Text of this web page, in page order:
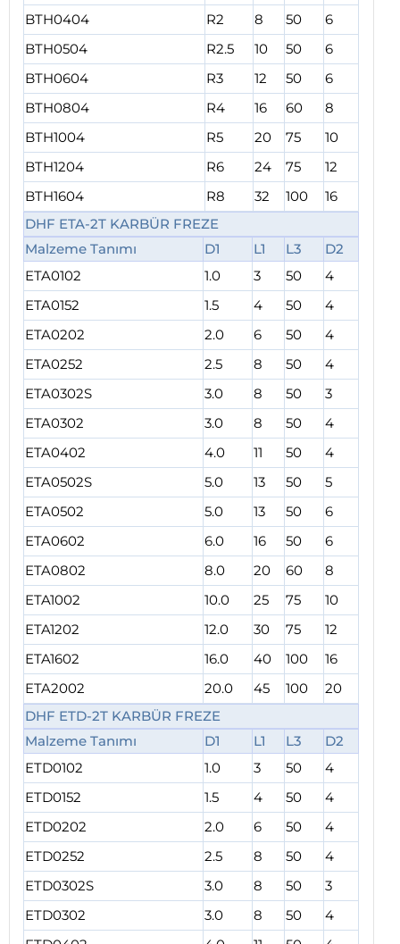
BTH0404
R2 8 50
6
BTH0504
R2.5 10 50
6
BTH0604
R3 12 50
6
BTH0804
R4 16 60
8
BTH1004
R5 20 75
10
BTH1204
R6 24 75
12
BTH1604
R8 32 100
16
DHF ETA-2T KARBÜR FREZE
Malzeme Tanımı
D1 L1 L3
D2
ETA0102
1.0 3 50
4
ETA0152
1.5 4 50
4
ETA0202
2.0 6 50
4
ETA0252
2.5 8 50
4
ETA0302S
3.0 8 50
3
ETA0302
3.0 8 50
4
ETA0402
4.0 11 50
4
ETA0502S
5.0 13 50
5
ETA0502
5.0 13 50
6
ETA0602
6.0 16 50
6
ETA0802
8.0 20 60
8
ETA1002
10.0 25 75
10
ETA1202
12.0 30 75
12
ETA1602
16.0 40 100
16
ETA2002
20.0 45 100
20
DHF ETD-2T KARBÜR FREZE
Malzeme Tanımı
D1 L1 L3
D2
ETD0102
1.0 3 50
4
ETD0152
1.5 4 50
4
ETD0202
2.0 6 50
4
ETD0252
2.5 8 50
4
ETD0302S
3.0 8 50
3
ETD0302
3.0 8 50
4